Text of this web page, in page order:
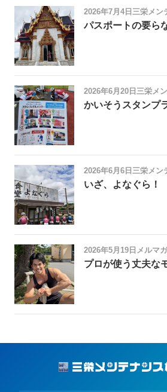
2026年7月4日 三栄メン
パスポートの要ら
2026年6月20日 三栄メ
かいそうスタンプ
2026年6月6日 三栄メン
いざ、よなぐら！
2026年5月19日 メルマ
プロが使う丈夫な